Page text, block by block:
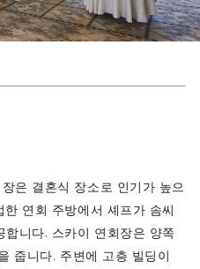
은 결혼식 장소로 인기가 높으
연회 주방에서 셰프가 솜씨
니다. 스카이 연회장은 양쪽
줍니다. 주변에 고층 빌딩이